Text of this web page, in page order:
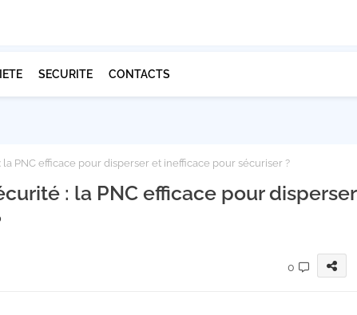
SECURITE CONTACTS
PNC efficace pour disperser et inefficace pour sécuriser ?
: la PNC efficace pour disperser
0